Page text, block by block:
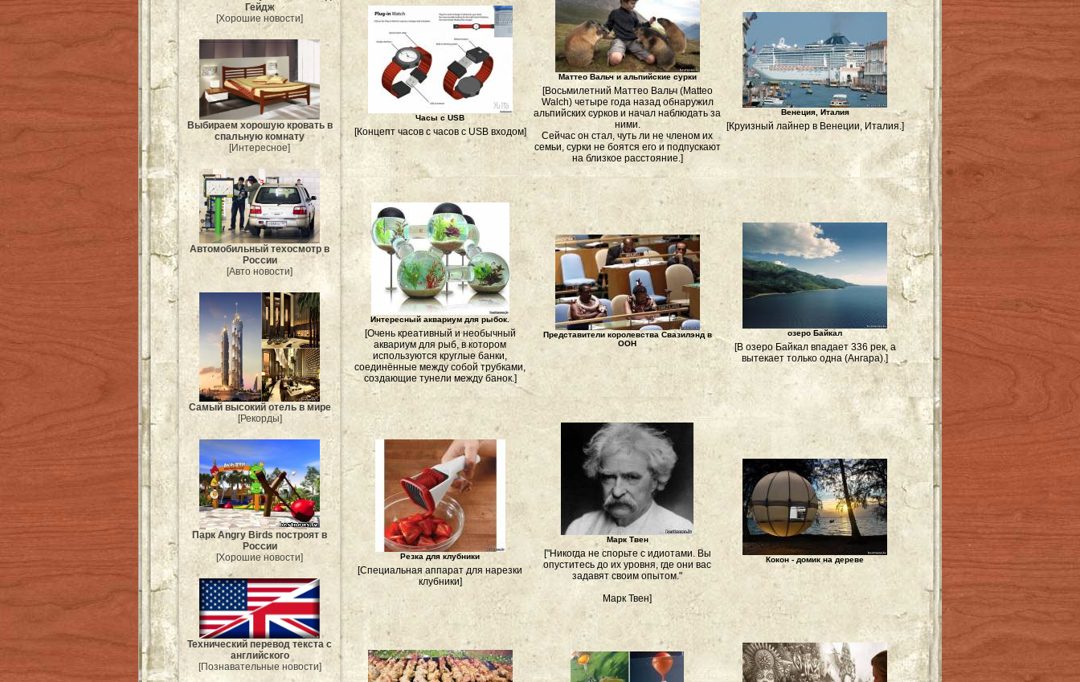
Гейдж
[Хорошие новости]
Выбираем хорошую кровать в
спальную комнату
[Интересное]
Автомобильный техосмотр в
России
[Авто новости]
Самый высокий отель в мире
[Рекорды]
Парк Angry Birds построят в
России
[Хорошие новости]
Технический перевод текста с
английского
[Познавательные новости]
Часы с USB
[Концепт часов с часов с USB входом]
Маттео Вальч и альпийские сурки
[Восьмилетний Маттео Вальч (Matteo
Walch) четыре года назад обнаружил
альпийских сурков и начал наблюдать за
ними.
Сейчас он стал, чуть ли не членом их
семьи, сурки не боятся его и подпускают
на близкое расстояние.]
Венеция, Италия
[Круизный лайнер в Венеции, Италия.]
Интересный аквариум для рыбок.
[Очень креативный и необычный
аквариум для рыб, в котором
используются круглые банки,
соединённые между собой трубками,
создающие тунели между банок.]
Представители королевства Свазилэнд в
ООН
озеро Байкал
[В озеро Байкал впадает 336 рек, а
вытекает только одна (Ангара).]
Резка для клубники
[Специальная аппарат для нарезки
клубники]
Марк Твен
["Никогда не спорьте с идиотами. Вы
опуститесь до их уровня, где они вас
задавят своим опытом."
Марк Твен]
Кокон - домик на дереве